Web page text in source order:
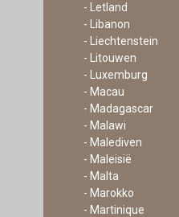
- Letland
- Libanon
- Liechtenstein
- Litouwen
- Luxemburg
- Macau
- Madagascar
- Malawi
- Malediven
- Maleisië
- Malta
- Marokko
- Martinique